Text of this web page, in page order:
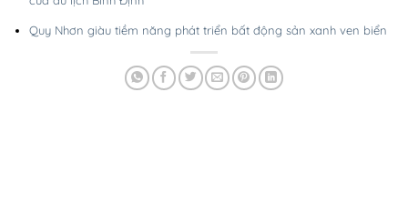
Quy Nhơn giàu tiềm năng phát triển bất động sản xanh ven biển